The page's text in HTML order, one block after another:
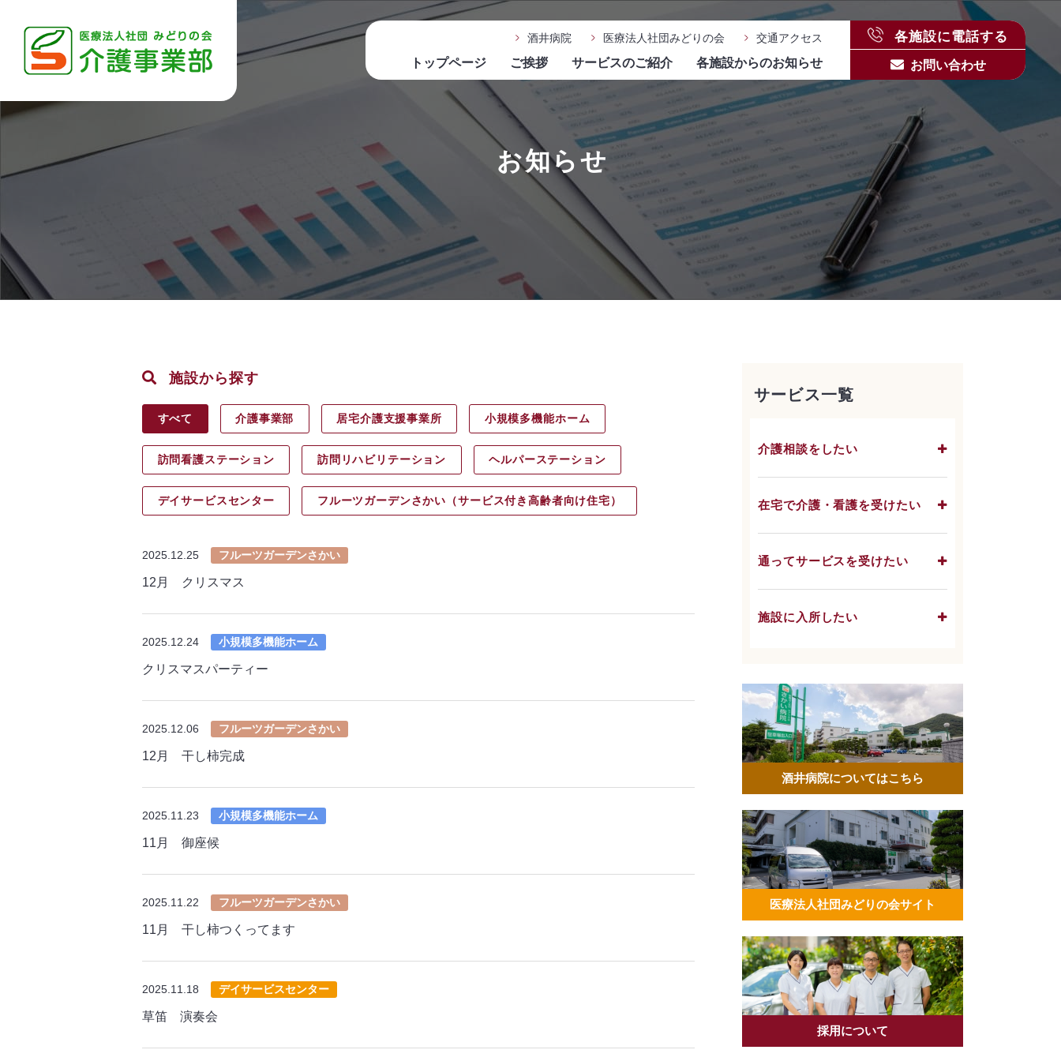
酒井病院 医療法人社団みどりの会 交通アクセス
トップページ ご挨拶 サービスのご紹介 各施設からのお知らせ
各施設に電話する
お問い合わせ
お知らせ
施設から探す
すべて 介護事業部 居宅介護支援事業所 小規模多機能ホーム
訪問看護ステーション 訪問リハビリ テーション ヘルパーステーション
デイサービスセンター フルーツガーデンさかい（サービス付き高齢者向け住宅）
2025.12.25 フルーツガーデンさかい
12月 クリスマス
2025.12.24 小規模多機能ホーム
クリスマスパーティー
2025.12.06 フルーツガーデンさかい
12月 干し柿完成
2025.11.23 小規模多機能ホーム
11月 御座候
2025.11.22 フルーツガーデンさかい
11月 干し柿つくってます
2025.11.18 デイサービスセンター
草笛 演奏会
サービス一覧
介護相談をしたい
在宅で介護・看護を受けたい
通ってサービスを受けたい
施設に入所したい
酒井病院についてはこちら
医療法人社団みどりの会サイト
採用について